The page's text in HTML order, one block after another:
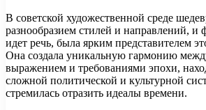
В советской художественной среде
разнообразием стилей и направлений, и
идет речь, была ярким представителем
Она создала уникальную гармонию
выражением и требованиями эпохи,
сложной политической и культурной
стремилась отразить идеалы времени.